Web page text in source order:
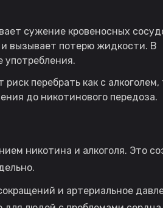
сужение кровеносных
и вызывает потерю жидкости. В
употребления.
перебрать как с алкоголем,
до никотинового передоза.
никотина и алкоголя. Это
и артериальное